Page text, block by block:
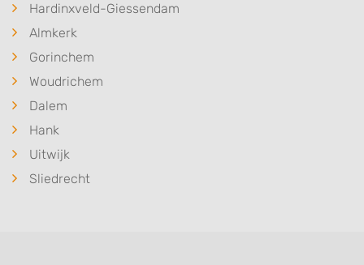
Hardinxveld-Giessendam
Almkerk
Gorinchem
Woudrichem
Dalem
Hank
Uitwijk
Sliedrecht